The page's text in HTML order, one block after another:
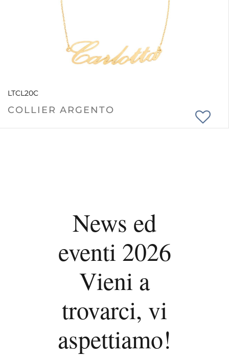
LTCL20C
COLLIER ARGENTO
News ed
eventi 2026
Vieni a
trovarci, vi
aspettiamo!